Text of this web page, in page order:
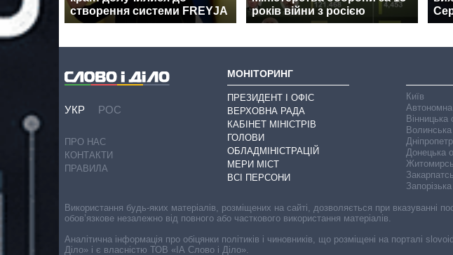
створення системи FREYJA
років війни з росією
УКР РОС
ПРО НАС
КОНТАКТИ
ПРАВИЛА
МОНІТОРИНГ
ПРЕЗИДЕНТ І ОФІС
ВЕРХОВНА РАДА
КАБІНЕТ МІНІСТРІВ
ГОЛОВИ
ОБЛАДМІНІСТРАЦІЙ
МЕРИ МІСТ
ВСІ ПЕРСОНИ
Київ
Вінницька
Донецька
Використання будь-яких матеріалів, розміщених на сайті, дозволяється при
обов’язкове незалежно від повного або часткового використання матеріалів.
Аналітична інформація про обіцянки політиків і чиновників, що розміщені на порталі
Діло» і є власністю ТОВ «ІА Слово і Діло».